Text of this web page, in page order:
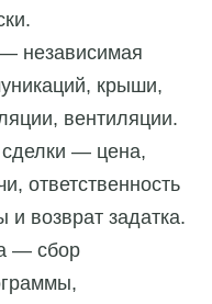
независимая
крыши,
вентиляции.
— цена,
ответственность
и возврат задатка.
— сбор